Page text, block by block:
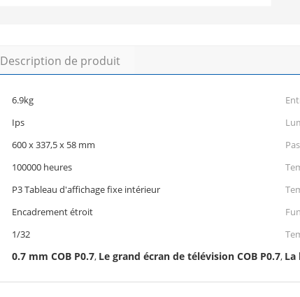
Description de produit
6.9kg
Ips
600 x 337,5 x 58 mm
100000 heures
P3 Tableau d'affichage fixe intérieur
Encadrement étroit
1/32
0.7 mm COB P0.7, Le grand écran de télévision COB P0.7, La